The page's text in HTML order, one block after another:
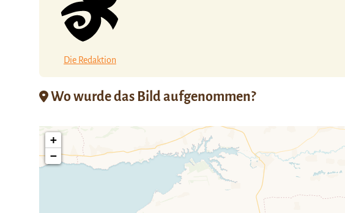
Die Redaktion
Wo wurde das Bild aufgenommen?
+
−